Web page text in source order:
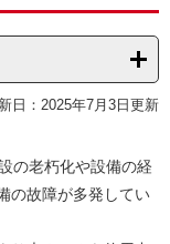
日：2025年7月3日更新
の老朽化や設備の経
の故障が多発してい